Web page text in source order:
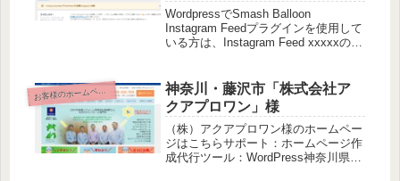
す
WordpressでSmash Balloon
Instagram Feedプラグインを使用して
いる方は、Instagram Feed xxxxxのレ
確認すると、Insta...
お
客様のホームページ
神奈川・藤沢市「株式会社ア
クアプロワン」様
（株）アクアプロワン様のホームペー
ジはこちらサポート：ホームページ作
成代行ツール：WordPress神奈川県、